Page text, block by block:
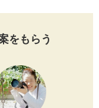
をもらう